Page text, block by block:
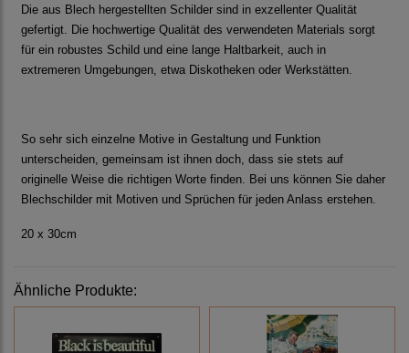
Die aus Blech hergestellten Schilder sind in exzellenter Qualität
gefertigt. Die hochwertige Qualität des verwendeten Materials sorgt
für ein robustes Schild und eine lange Haltbarkeit, auch in
extremeren Umgebungen, etwa Diskotheken oder Werkstätten.
So sehr sich einzelne Motive in Gestaltung und Funktion
unterscheiden, gemeinsam ist ihnen doch, dass sie stets auf
originelle Weise die richtigen Worte finden. Bei uns können Sie daher
Blechschilder mit Motiven und Sprüchen für jeden Anlass erstehen.
20 x 30cm
Ähnliche Produkte: